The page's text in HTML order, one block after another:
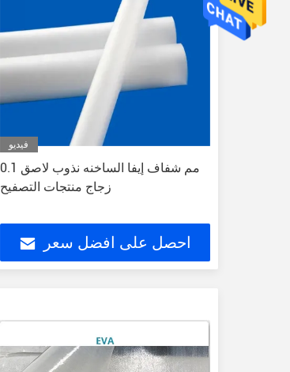
فيديو
0.1 مم شفاف إيفا الساخنه نذوب لاصق
زجاج منتجات التصفيح
احصل على افضل سعر